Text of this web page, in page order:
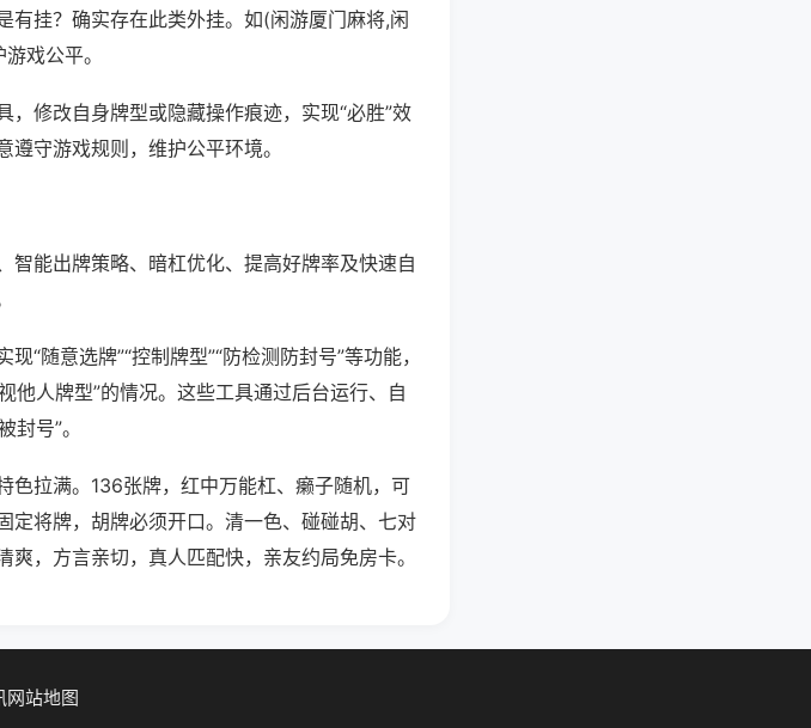
有挂？确实存在此类外挂。如(闲游厦门麻将,闲
戏公平。
修改自身牌型或隐藏操作痕迹，实现“必胜”效
守游戏规则，维护公平环境。
能出牌策略、暗杠优化、提高好牌率及快速自
“随意选牌”“控制牌型”“防检测防封号”等功能，
他人牌型”的情况。这些工具通过后台运行、自
号”。
色拉满。136张牌，红中万能杠、癞子随机，可
定将牌，胡牌必须开口。清一色、碰碰胡、七对
，方言亲切，真人匹配快，亲友约局免房卡。
网站地图